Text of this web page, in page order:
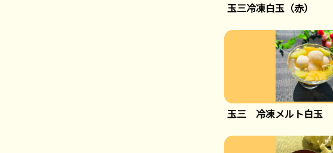
玉三冷凍白玉（赤）
玉三 冷凍メルト白玉